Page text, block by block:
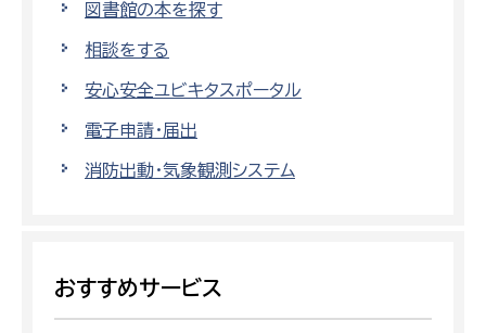
図書館の本を探す
相談をする
安心安全ユビキタスポータル
電子申請・届出
消防出動・気象観測システム
おすすめサービス